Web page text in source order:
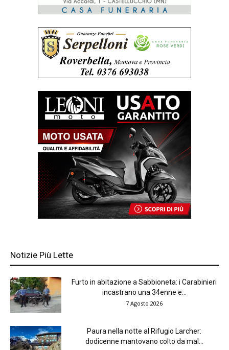
Notizie Più Lette
Furto in abitazione a Sabbioneta: i Carabinieri
incastrano una 34enne e...
7 Agosto 2026
Paura nella notte al Rifugio Larcher:
dodicenne mantovano colto da mal...